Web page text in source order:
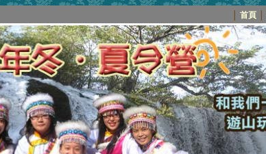
首頁